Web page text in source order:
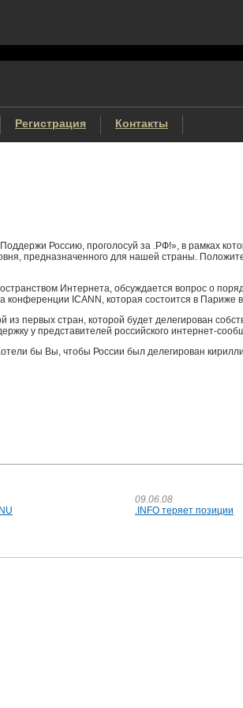
Регистрация Контакты
Россию, проголосуй за .РФ!», в рамках
предназначенного для нашей страны.
Интернета, обсуждается вопрос о
ICANN, которая состоится в Париже в
из первых стран, которой будет делегирован
у представителей российского интернет-
бы Вы, чтобы России был делегирован
09.06.08
.INFO теряет позиции